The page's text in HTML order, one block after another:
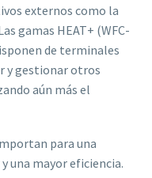
externos como la
gamas HEAT+ (WFC-
de terminales
y gestionar otros
aún más el
para una
una mayor eficiencia.